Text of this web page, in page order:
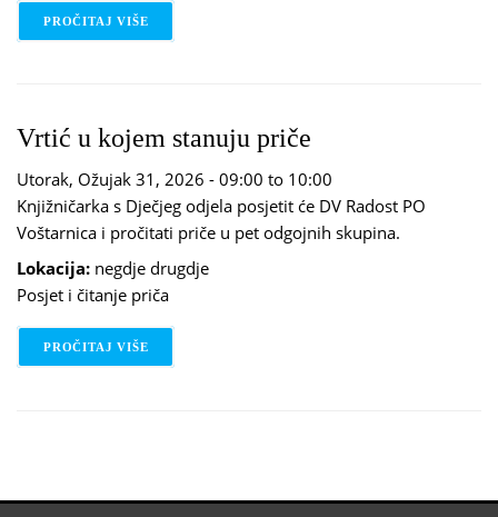
PROČITAJ VIŠE
Vrtić u kojem stanuju priče
Utorak, Ožujak 31, 2026 - 09:00 to 10:00
Knjižničarka s Dječjeg odjela posjetit će DV Radost PO
Voštarnica i pročitati priče u pet odgojnih skupina.
Lokacija: negdje drugdje
Posjet i čitanje priča
PROČITAJ VIŠE